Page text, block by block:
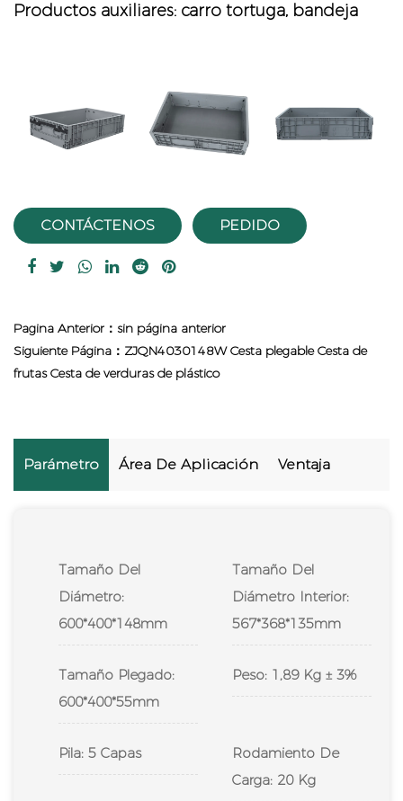
Productos auxiliares: carro tortuga, bandeja
CONTÁCTENOS PEDIDO
Pagina Anterior：sin página anterior
Siguiente Página：ZJQN4030148W Cesta plegable Cesta de
frutas Cesta de verduras de plástico
Parámetro Área De Aplicación Ventaja
Tamaño Del
Diámetro:
600*400*148mm
Tamaño Del
Diámetro Interior:
567*368*135mm
Tamaño Plegado:
600*400*55mm
Peso: 1,89 Kg ± 3%
Pila: 5 Capas
Rodamiento De
Carga: 20 Kg